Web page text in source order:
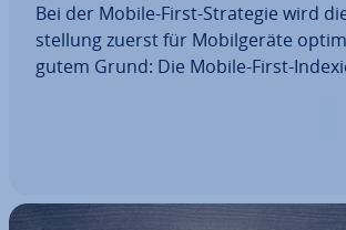
Bei der Mobile-First-Strategie wird
stel­lung zuerst für Mo­bil­ge­rä­te
gutem Grund: Die Mobile-First-